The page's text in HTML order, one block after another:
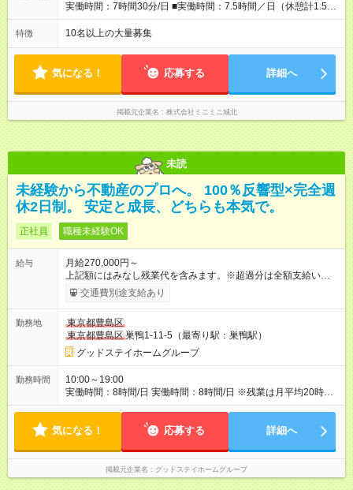
実働時間：7時間30分/日 ■実働時間：7.5時間／日（休憩計1.5時
間） ■営業時間は10：00～18：00のため、前後30分はミーティ
ングや翌日の準備などに集中できます。 ■繁忙期（1月～3月）
りも可能です！ ■店舗出勤（フルタイム）での雇用となります。
特徴 10名以上の大量募集
気になる！ 応募する 詳細へ
掲載元企業名 株式会社ミニミニ城北
未読
未経験から不動産のプロへ。 100％反響型×完全週
休2日制。 安定と成長、どちらも本気で。
正社員 職種未経験OK
給与
月給270,000円～
上記額にはみなし残業代を含みます。※超過分は全額支給いたし
ます。 みなし残業代 45,975円／月 みなし残業時間 30時間／月
※月給等の条件は、経験やスキルにより決定します。 ※上記に
は別途支給します。 ※試用期間は6ヶ月で、期間中は月給25万円
となります。その他の待遇・条件に変更はありません。 ＜頑張
りはインセンティブで還元！＞ 年次に関係なく挑戦できる環境
だからこそ、 成果は毎月のインセンティブ＋年2回の賞与でしっ
かり還元。 実力をつければ、2年目で月収40万円も可能です。
成長意欲のある方には、収入もポジションも開かれています。
月 ※ 雇用形態と給与に、本採用時と異なる部分があります。 雇
用形態：本採用時と同じです。 給与：月給 250,000
円 ～ 250,000円 上記額にはみなし残業代を含みます。※超過分
は全額支給いたします。 みなし残業代 45,975円／月 みなし残業
時間 30時間／月 ※経験・能力に応じて判断します。
交通費別途支給あり
勤務地
東京都豊島区
東京都豊島区巣鴨1-11-5（最寄り駅：巣鴨駅）
グッドステイホームグループ
勤務時間
10:00～19:00
実働時間：8時間/日 実働時間：8時間/日 ※残業は月平均20時間
程度（1日1時間ほど）です。 ●2026年4月より、店舗営業時間を
を育てるためです。 18:00～19:00は契約書作成や翌日の準備に
気になる！ 応募する 詳細へ
掲載元企業名 グッドステイホームグループ